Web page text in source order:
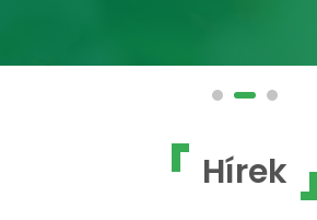
Hírek